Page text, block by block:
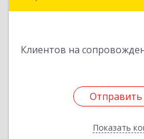
Клиентов на
Отправить
Показать
Отправить
Назад